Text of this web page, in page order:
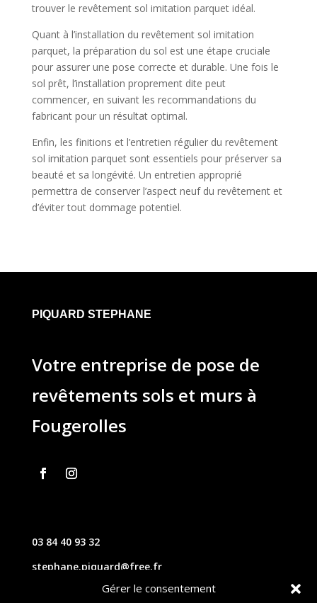
Gérer le consentement
trouver le revêtement sol imitation parquet idéal.
Quant à l’installation du revêtement sol imitation
parquet, la préparation du sol est une étape cruciale
pour assurer une pose correcte et durable. Une fois le
sol prêt, l’installation proprement dite peut
commencer, en suivant les recommandations du
fabricant pour un résultat optimal.
Enfin, les finitions et l’entretien régulier du revêtement
sol imitation parquet sont essentiels pour préserver sa
beauté et sa longévité. Un entretien approprié
permettra de conserver l’aspect neuf du revêtement et
d’éviter tout dommage potentiel.
PIQUARD STEPHANE
Votre entreprise de pose de
revêtements sols et murs à
Fougerolles
03 84 40 93 32
stephane.piquard@free.fr
61 les chavannes – 70220 FOUGEROLLES